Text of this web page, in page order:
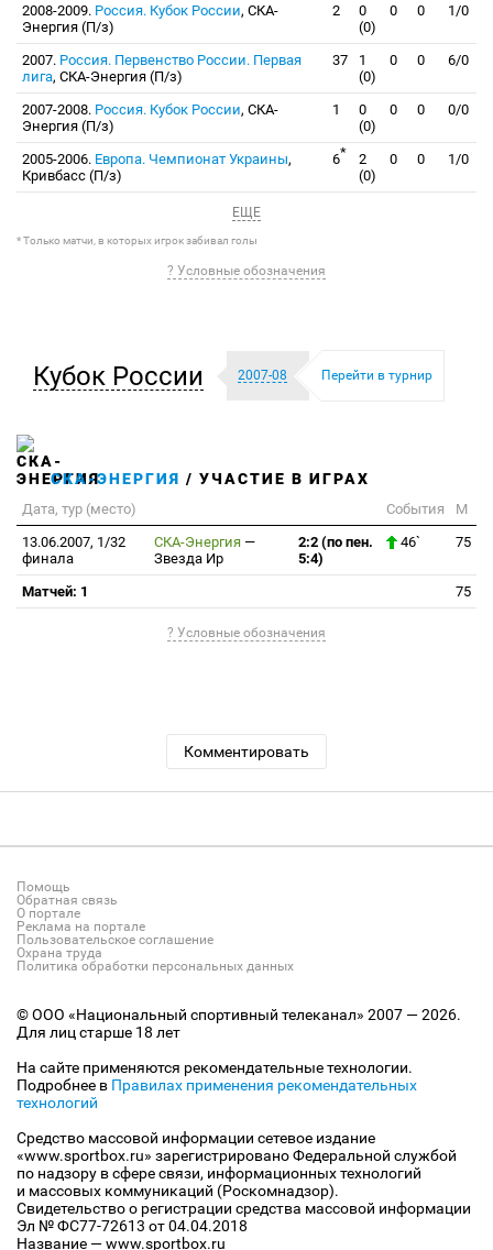
2008-2009. Россия. Кубок России, СКА-
Энергия (П/з)
2
0
(0)
0 0 1/0
2007. Россия. Первенство России. Первая
лига, СКА-Энергия (П/з)
37
1
(0)
0 0 6/0
2007-2008. Россия. Кубок России, СКА-
Энергия (П/з)
1
0
(0)
0 0 0/0
2005-2006. Европа. Чемпионат Украины,
Кривбасс (П/з)
6*
2
(0)
0 0 1/0
ЕЩЕ
* Только матчи, в которых игрок забивал голы
? Условные обозначения
Кубок России 2007-08 Перейти в турнир
СКА-ЭНЕРГИЯ / УЧАСТИЕ В ИГРАХ
Дата, тур (место) События
М
13.06.2007, 1/32
финала
СКА-Энергия —
Звезда Ир
2:2 (по пен.
5:4)
46` 75
Матчей: 1 75
? Условные обозначения
Комментировать
Помощь
Обратная связь
О портале
Реклама на портале
Пользовательское соглашение
Охрана труда
Политика обработки персональных данных
© ООО «Национальный спортивный телеканал» 2007 — 2026.
Для лиц старше 18 лет
На сайте применяются рекомендательные технологии.
Подробнее в Правилах применения рекомендательных
технологий
Средство массовой информации сетевое издание
«www.sportbox.ru» зарегистрировано Федеральной службой
по надзору в сфере связи, информационных технологий
и массовых коммуникаций (Роскомнадзор).
Свидетельство о регистрации средства массовой информации
Эл № ФС77-72613 от 04.04.2018
Название — www.sportbox.ru